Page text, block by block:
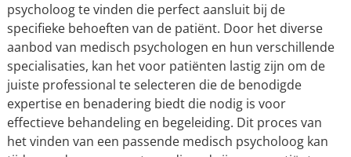
psycholoog te vinden die perfect aansluit bij de
specifieke behoeften van de patiënt. Door het diverse
aanbod van medisch psychologen en hun verschillende
specialisaties, kan het voor patiënten lastig zijn om de
juiste professional te selecteren die de benodigde
expertise en benadering biedt die nodig is voor
effectieve behandeling en begeleiding. Dit proces van
het vinden van een passende medisch psycholoog kan